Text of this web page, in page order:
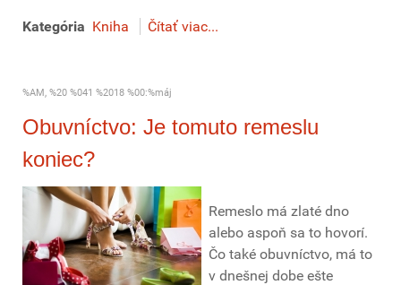
Kategória Kniha Čítať viac...
%AM, %20 %041 %2018 %00:%máj
Obuvníctvo: Je tomuto remeslu
koniec?
Remeslo má zlaté dno
alebo aspoň sa to hovorí.
Čo také obuvníctvo, má to
v dnešnej dobe ešte